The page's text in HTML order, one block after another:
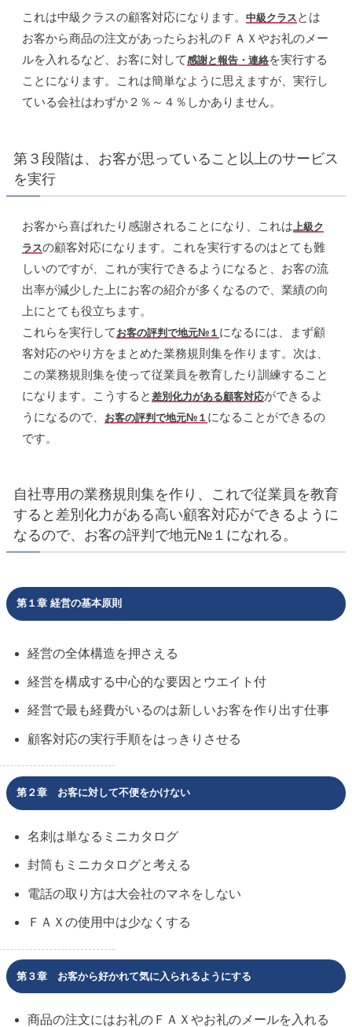
これは中級クラスの顧客対応になります。 中級クラス とは
お客から商品の注文があったらお礼のＦＡＸやお礼のメー
ルを入れるなど、お客に対して感謝と報告・連絡を実行する
ことになります。これは簡単なように思えますが、実行し
ている会社はわずか２％～４％しかありません。
第３段階は、お客が思っていること以上のサービス
を実行
お客から喜ばれたり感謝されることになり、これは 上級ク
ラスの顧客対応になります。これを実行するのはとても難
しいのですが、これが実行できるようになると、お客の流
出率が減少した上にお客の紹介が多くなるので、業績の向
上にとても役立ちます。
これらを実行して お客の評判で地元№１ になるには、まず顧
客対応のやり方をまとめた業務規則集を作ります。次は、
この業務規則集を使って従業員を教育したり訓練すること
になります。こうすると 差別化力がある顧客対応ができるよ
うになるので、
お客の評判で地元№１ になることができるの
です。
自社専用の業務規則集を作り、これで従業員を教育
すると差別化力がある高い顧客対応ができるように
なるので、お客の評判で地元№１になれる。
第１章 経営の基本原則
経営の全体構造を押さえる
経営を構成する中心的な要因とウエイト付
経営で最も経費がいるのは新しいお客を作り出す仕事
顧客対応の実行手順をはっきりさせる
第２章 お客に対して不便をかけない
名刺は単なるミニカタログ
封筒もミニカタログと考える
電話の取り方は大会社のマネをしない
ＦＡＸの使用中は少なくする
第３章 お客から好かれて気に入られるようにする
商品の注文にはお礼のＦＡＸやお礼のメールを入れる